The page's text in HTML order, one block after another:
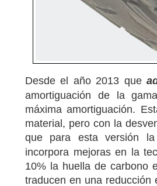
Desde el año 2013 que
amortiguación de la
máxima amortiguación.
material, pero con la
que para esta versión
incorpora mejoras en la
10% la huella de carbono
traducen en una reducción